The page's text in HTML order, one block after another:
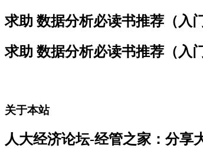
求助 数据分析必读书推荐（入
求助 数据分析必读书推荐（入
关于本站
人大经济论坛-经管之家：分享